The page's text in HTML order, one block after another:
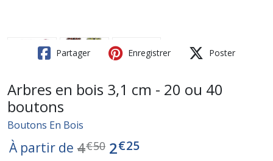
Partager Enregistrer Poster
Arbres en bois 3,1 cm - 20 ou 40
boutons
Boutons En Bois
À partir de 4€50 2€25